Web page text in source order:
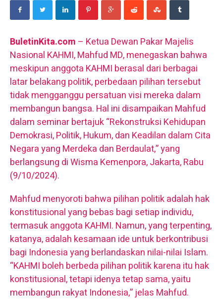
BuletinKita.com – Ketua Dewan Pakar Majelis
Nasional KAHMI, Mahfud MD, menegaskan bahwa
meskipun anggota KAHMI berasal dari berbagai
latar belakang politik, perbedaan pilihan tersebut
tidak mengganggu persatuan visi mereka dalam
membangun bangsa. Hal ini disampaikan Mahfud
dalam seminar bertajuk “Rekonstruksi Kehidupan
Demokrasi, Politik, Hukum, dan Keadilan dalam Cita
Negara yang Merdeka dan Berdaulat,” yang
berlangsung di Wisma Kemenpora, Jakarta, Rabu
(9/10/2024).
Mahfud menyoroti bahwa pilihan politik adalah hak
konstitusional yang bebas bagi setiap individu,
termasuk anggota KAHMI. Namun, yang terpenting,
katanya, adalah kesamaan ide untuk berkontribusi
bagi Indonesia yang berlandaskan nilai-nilai Islam.
“KAHMI boleh berbeda pilihan politik karena itu hak
konstitusional, tetapi idenya tetap sama, yaitu
membangun rakyat Indonesia,” jelas Mahfud.